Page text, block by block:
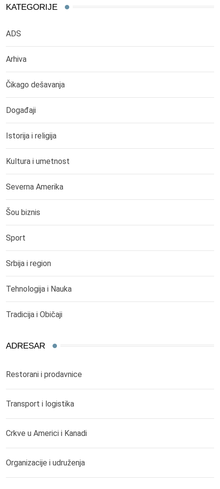
KATEGORIJE
ADS
Arhiva
Čikago dešavanja
Događaji
Istorija i religija
Kultura i umetnost
Severna Amerika
Šou biznis
Sport
Srbija i region
Tehnologija i Nauka
Tradicija i Običaji
ADRESAR
Restorani i prodavnice
Transport i logistika
Crkve u Americi i Kanadi
Organizacije i udruženja